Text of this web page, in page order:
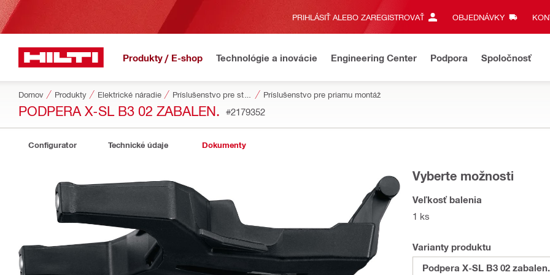
PRIHLÁSIŤ ALEBO ZAREGISTROVAŤ OBJEDNÁVKY
Produkty / E-shop Technológie a inovácie Engineering Center Podpora Spoločnosť
Domov Produkty Elektrické náradie Príslušenstvo pre priamu montáž
PODPERA X-SL B3 02 ZABALEN. #2179352
Configurator Technické údaje Dokumenty
Vyberte možnosti
Veľkosť balenia
1 ks
Varianty produktu
Podpera X-SL B3 02 zabalen.